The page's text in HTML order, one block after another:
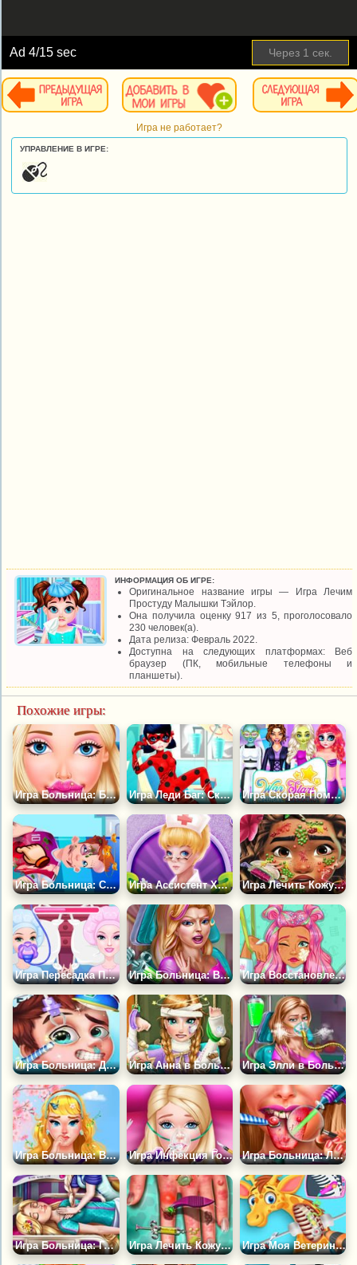
Ad4/15 sec Через 1 сек.
Игра не работает?
УПРАВЛЕНИЕ В ИГРЕ:
ИНФОРМАЦИЯ ОБ ИГРЕ:
Оригинальное название игры — Игра Лечим
Простуду Малышки Тэйлор.
Она получила оценку 917 из 5, проголосовало
230 человек(а).
Дата релиза: Февраль 2022.
Доступна на следующих платформах: Веб
браузер (ПК, мобильные телефоны и
планшеты).
Похожие игры:
Игра Больница: Больные Губы Игра Леди Баг: Скорая Помощь Игра Скорая Помощь для Звезд
Игра Больница: Спасти Футболиста Игра Ассистент Хирурга Игра Лечить Кожу Принцессе Моане
Игра Пересадка Почки Барби Игра Больница: Вакцина для Элли Игра Восстановление Аманды в Больнице
Игра Больница: Доктор Окулист Игра Анна в Больнице Игра Элли в Больнице После Аварии
Игра Больница: Весенняя Аллергия Игра Инфекция Горла Авы Игра Больница: Лечить Язык Элли
Игра Больница: Голди в Реанимации Игра Лечить Кожу на Руках Игра Моя Ветеринарная Больница